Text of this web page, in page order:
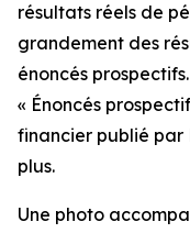
résultats réels de
grandement des
énoncés
« Énoncés
financier publié par
plus.
Une photo